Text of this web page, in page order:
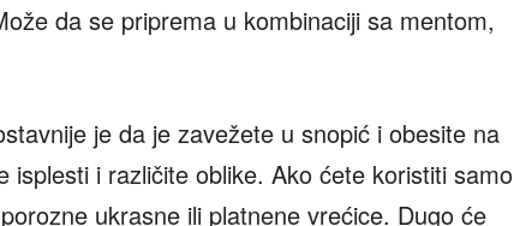
da se priprema u kombinaciji sa mentom,
je da je zavežete u snopić i obesite na
isplesti i različite oblike. Ako ćete koristiti samo
ukrasne ili platnene vrećice. Dugo će